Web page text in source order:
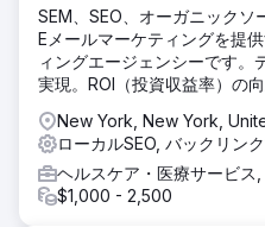
SEM、SEO、オーガニックソ
Eメールマーケティングを提
ィングエージェンシーです。
実現。ROI（投資収益率）の
New York, New York,
ローカルSEO, バックリン
ヘルスケア・医療サービス,
$1,000 - 2,500